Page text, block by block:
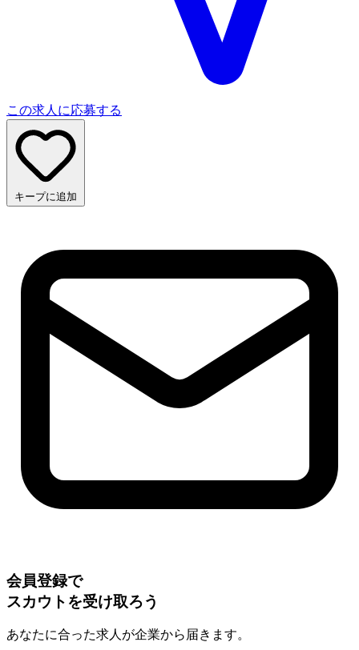
この求人に応募する
キープに追加
会員登録で
スカウトを受け取ろう
あなたに合った求人が企業から届きます。